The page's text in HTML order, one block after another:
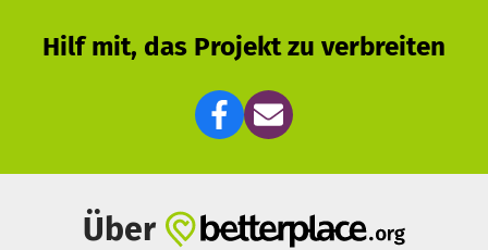
Hilf mit, das Projekt zu verbreiten
Über